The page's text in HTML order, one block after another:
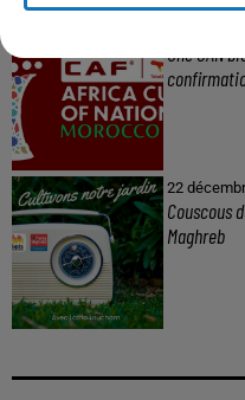
Une CAN
22
Couscous
Maghreb